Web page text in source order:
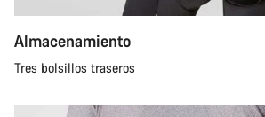
Almacenamiento
Tres bolsillos traseros